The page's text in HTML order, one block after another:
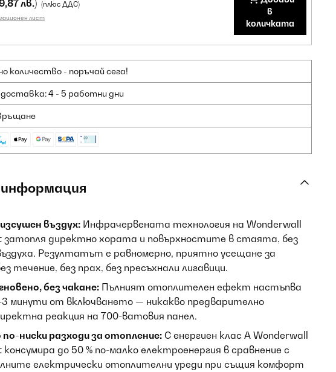
лв.) (плюс ДДС)
лист
в
количката
количество - поръчай сега!
4 - 5 работни дни
въздух: Инфрачервената технология на Wonderwall
затопля директно хората и повърхностите в стаята, без
Резултатът е равномерно, приятно усещане за
течение, без прах, без пресъхнали лигавици.
без чакане: Пълният отоплителен ефект настъпва
минути от включването — никакво предварително
реакция на 700-ватовия панел.
ниски разходи за отопление: С енергиен клас А Wonderwall
до 50 % по-малко електроенергия в сравнение с
електрически отоплителни уреди при същия комфорт